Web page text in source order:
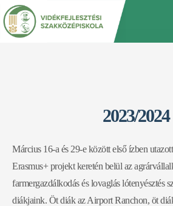
Jump
2023/2024
Március 16-a és 29-e között első ízben
Erasmus+ projekt keretén belül az
farmergazdálkodás és lovaglás lótenyésztés
diákjaink. Öt diák az Airport Ranchon, öt